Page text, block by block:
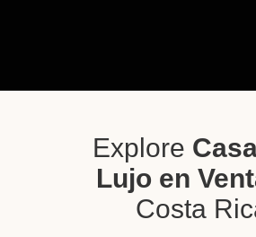
Explore
Lujo en
Costa